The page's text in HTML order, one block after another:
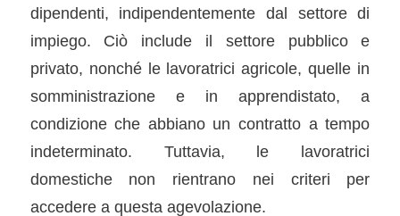
dipendenti, indipendentemente dal settore di
impiego. Ciò include il settore pubblico e
privato, nonché le lavoratrici agricole, quelle in
somministrazione e in apprendistato, a
condizione che abbiano un contratto a tempo
indeterminato. Tuttavia, le lavoratrici
domestiche non rientrano nei criteri per
accedere a questa agevolazione.